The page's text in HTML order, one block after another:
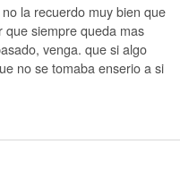
la recuerdo muy bien que
siempre queda mas
venga. que si algo
no se tomaba enserio a si